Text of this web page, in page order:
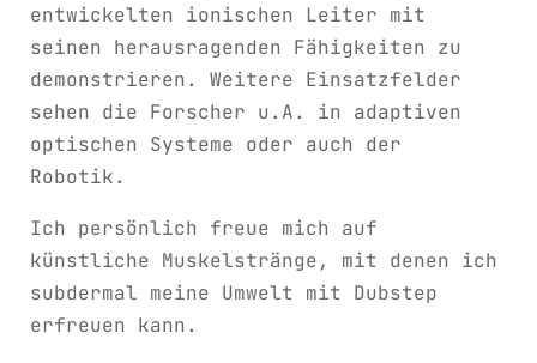
entwickelten ionischen Leiter mit
seinen herausragenden Fähigkeiten zu
demonstrieren. Weitere Einsatzfelder
sehen die Forscher u.A. in adaptiven
optischen Systeme oder auch der
Robotik.
Ich persönlich freue mich auf
künstliche Muskelstränge, mit denen ich
subdermal meine Umwelt mit Dubstep
erfreuen kann.